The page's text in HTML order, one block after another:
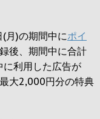
)の期間中にポイ
後、期間中に合計
利用した広告が
最大2,000円分の特典